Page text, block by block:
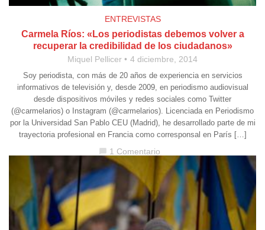
ENTREVISTAS
Carmela Ríos: «Los periodistas debemos volver a
recuperar la credibilidad de los ciudadanos»
Miquel Pellicer 4 diciembre, 2014
Soy periodista, con más de 20 años de experiencia en servicios
informativos de televisión y, desde 2009, en periodismo audiovisual
desde dispositivos móviles y redes sociales como Twitter
(@carmelarios) o Instagram (@carmelarios). Licenciada en Periodismo
por la Universidad San Pablo CEU (Madrid), he desarrollado parte de mi
trayectoria profesional en Francia como corresponsal en París […]
1 Comentario